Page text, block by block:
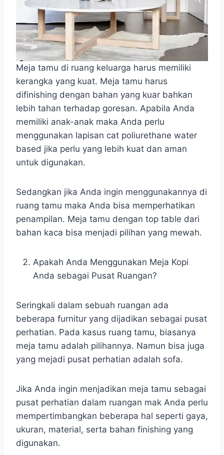
Meja tamu di ruang keluarga harus memiliki
kerangka yang kuat. Meja tamu harus
difinishing dengan bahan yang kuar bahkan
lebih tahan terhadap goresan. Apabila Anda
memiliki anak-anak maka Anda perlu
menggunakan lapisan cat poliurethane water
based jika perlu yang lebih kuat dan aman
untuk digunakan.
Sedangkan jika Anda ingin menggunakannya di
ruang tamu maka Anda bisa memperhatikan
penampilan. Meja tamu dengan top table dari
bahan kaca bisa menjadi pilihan yang mewah.
Apakah Anda Menggunakan Meja Kopi
Anda sebagai Pusat Ruangan?
Seringkali dalam sebuah ruangan ada
beberapa furnitur yang dijadikan sebagai pusat
perhatian. Pada kasus ruang tamu, biasanya
meja tamu adalah pilihannya. Namun bisa juga
yang mejadi pusat perhatian adalah sofa.
Jika Anda ingin menjadikan meja tamu sebagai
pusat perhatian dalam ruangan mak Anda perlu
mempertimbangkan beberapa hal seperti gaya,
ukuran, material, serta bahan finishing yang
digunakan.